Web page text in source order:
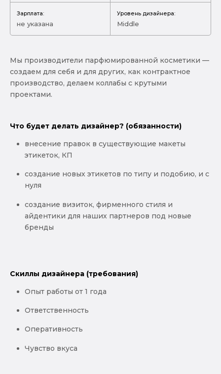
Зарплата:
не указана
Уровень дизайнера:
Middle
Мы производители парфюмированной косметики —
создаем для себя и для других, как контрактное
производство, делаем коллабы с крутыми
проектами.
Что будет делать дизайнер? (обязанности)
внесение правок в существующие макеты
этикеток, КП
создание новых этикетов по типу и подобию, и с
нуля
создание визиток, фирменного стиля и
айдентики для наших партнеров под новые
бренды
Скиллы дизайнера (требования)
Опыт работы от 1 года
Ответственность
Оперативность
Чувство вкуса